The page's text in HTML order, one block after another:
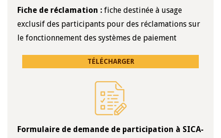
Fiche de réclamation : fiche destinée à usage
exclusif des participants pour des réclamations sur
le fonctionnement des systèmes de paiement
TÉLÉCHARGER
Formulaire de demande de participation à SICA-